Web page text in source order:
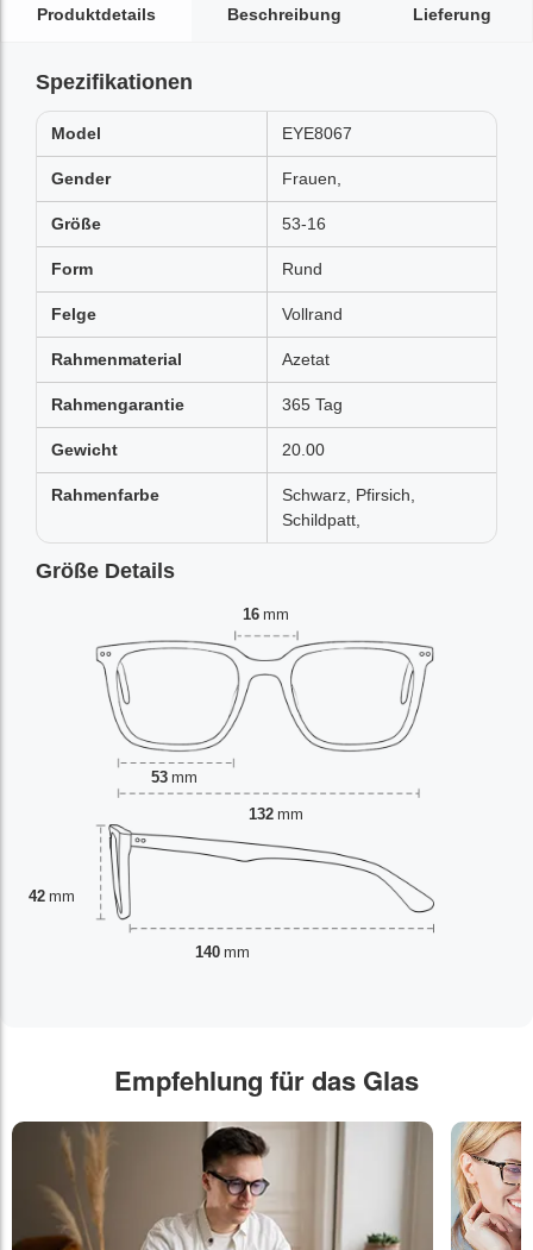
Produktdetails Beschreibung Lieferung
Spezifikationen
Model EYE8067
Gender Frauen,
Größe 53-16
Form Rund
Felge Vollrand
Rahmenmaterial Azetat
Rahmengarantie 365 Tag
Gewicht 20.00
Rahmenfarbe
Schwarz, Pfirsich,
Schildpatt,
Größe Details
16 mm
53 mm
42 mm
132 mm
140 mm
Empfehlung für das Glas